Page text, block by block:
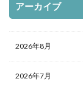
アーカイブ
2026年8月
2026年7月